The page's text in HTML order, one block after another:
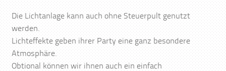
Die Lichtanlage kann auch ohne Steuerpult genutzt
werden.
Lichteffekte geben ihrer Party eine ganz besondere
Atmosphäre.
Obtional können wir ihnen auch ein einfach